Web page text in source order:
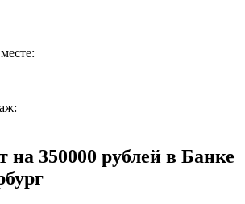
на 350000 рублей в Банке